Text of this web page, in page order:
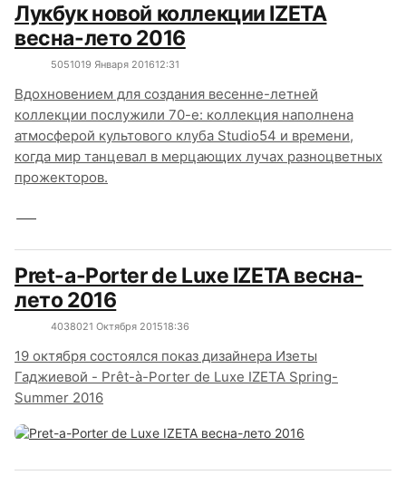
Лукбук новой коллекции IZETA
весна-лето 2016
5051019 Января 201612:31
Вдохновением для создания весенне-летней
коллекции послужили 70-е: коллекция наполнена
атмосферой культового клуба Studio54 и времени,
когда мир танцевал в мерцающих лучах разноцветных
прожекторов.
Pret-a-Porter de Luxe IZETA весна-
лето 2016
4038021 Октября 201518:36
19 октября состоялся показ дизайнера Изеты
Гаджиевой - Prêt-à-Porter de Luxe IZETA Spring-
Summer 2016